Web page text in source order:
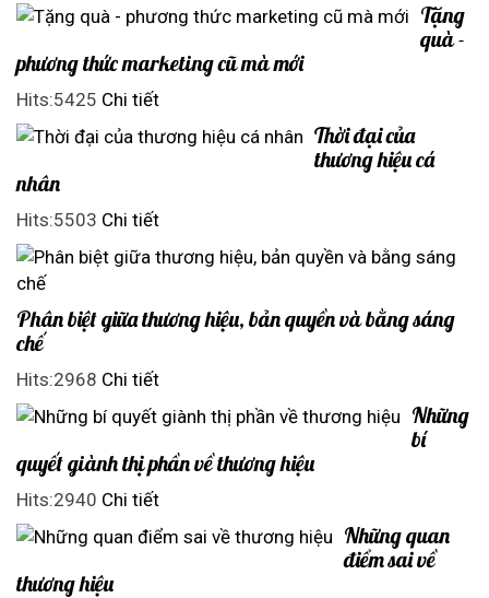
Tặng
quà -
phương thức marketing cũ mà mới
Hits:5425 Chi tiết
Thời đại của
thương hiệu cá
nhân
Hits:5503 Chi tiết
Phân biệt giữa thương hiệu, bản quyền và bằng sáng
chế
Hits:2968 Chi tiết
Những
bí
quyết giành thị phần về thương hiệu
Hits:2940 Chi tiết
Những quan
điểm sai về
thương hiệu